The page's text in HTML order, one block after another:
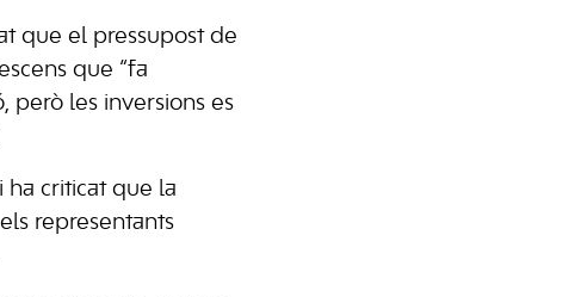
que el pressupost de
que “fa
però les inversions es
ha criticat que la
representants